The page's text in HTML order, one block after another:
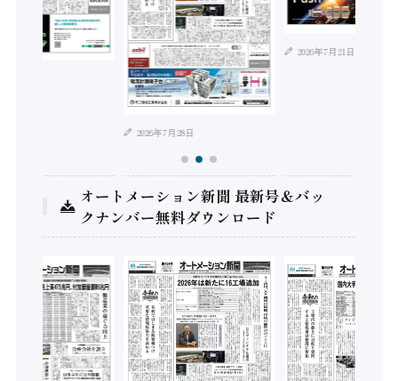
2026年7月28日
2026年7月21日
オートメーション新聞 最新号＆バッ
クナンバー無料ダウンロード